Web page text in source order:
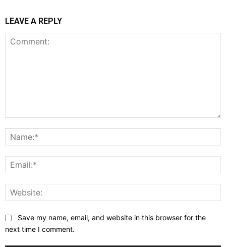
LEAVE A REPLY
Save my name, email, and website in this browser for the
next time I comment.